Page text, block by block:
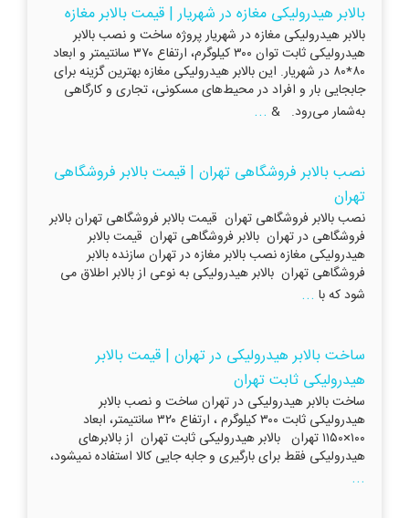
بالابر هیدرولیکی مغازه در شهریار | قیمت بالابر مغازه
بالابر هیدرولیکی مغازه در شهریار پروژه ساخت و نصب بالابر
هیدرولیکی ثابت توان ۳۰۰ کیلوگرم، ارتفاع ۳۷۰ سانتیمتر و ابعاد
۸۰*۸۰ در شهریار. این بالابر هیدرولیکی مغازه بهترین گزینه برای
جابجایی بار و افراد در محیط‌های مسکونی، تجاری و کارگاهی
به‌شمار می‌رود. & ...
نصب بالابر فروشگاهی تهران | قیمت بالابر فروشگاهی
تهران
نصب بالابر فروشگاهی تهران قیمت بالابر فروشگاهی تهران بالابر
فروشگاهی در تهران بالابر فروشگاهی تهران قیمت بالابر
هیدرولیکی مغازه نصب بالابر مغازه در تهران سازنده بالابر
فروشگاهی تهران بالابر هیدرولیکی به نوعی از بالابر اطلاق می
شود که با ...
ساخت بالابر هیدرولیکی در تهران | قیمت بالابر
هیدرولیکی ثابت تهران
ساخت بالابر هیدرولیکی در تهران ساخت و نصب بالابر
هیدرولیکی ثابت ۳۰۰ کیلوگرم ، ارتفاع ۳۲۰ سانتیمتر، ابعاد
۱۰۰×۱۱۵۰ تهران بالابر هیدرولیکی ثابت تهران از بالابرهای
هیدرولیکی فقط برای بارگیری و جابه جایی کالا استفاده نمیشود،
...